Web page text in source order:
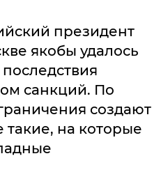
президент
якобы удалось
санкций. По
создают
такие, на которые